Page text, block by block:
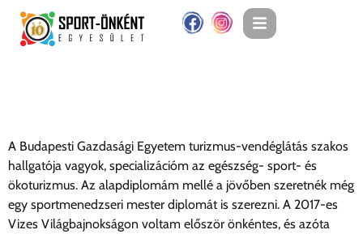
A Budapesti Gazdasági Egyetem turizmus-vendéglátás szakos
hallgatója vagyok, specializációm az egészség- sport- és
ökoturizmus. Az alapdiplomám mellé a jövőben szeretnék még
egy sportmenedzseri mester diplomát is szerezni. A 2017-es
Vizes Világbajnokságon voltam először önkéntes, és azóta